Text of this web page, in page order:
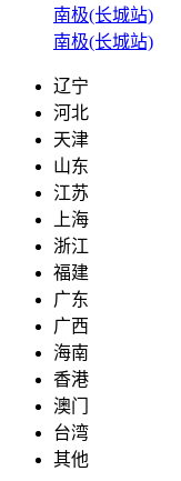
南极(长城站)
南极(长城站)
辽宁
河北
天津
山东
江苏
上海
浙江
福建
广东
广西
海南
香港
澳门
台湾
其他